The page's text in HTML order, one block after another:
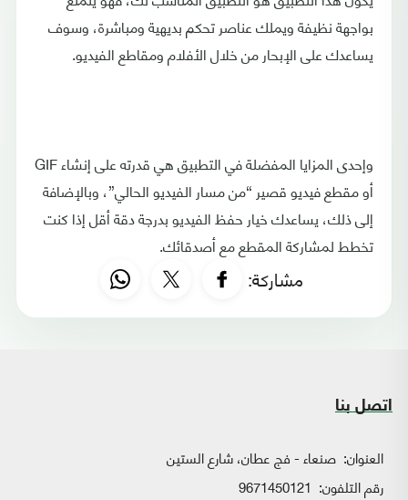
بواجهة نظيفة ويملك عناصر تحكم بديهية ومباشرة، وسوف
يساعدك على الإبحار من خلال الأفلام ومقاطع الفيديو.
وإحدى المزايا المفضلة في التطبيق هي قدرته على إنشاء GIF
أو مقطع فيديو قصير “من مسار الفيديو الحالي”، وبالإضافة
إلى ذلك، يساعدك خيار حفظ الفيديو بدرجة دقة أقل إذا كنت
تخطط لمشاركة المقطع مع أصدقائك.
مشاركة:
اتصل بنا
العنوان: صنعاء - فج عطان، شارع الستين
رقم التلفون: 9671450121